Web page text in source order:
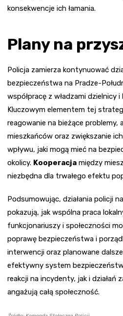
konsekwencje ich łamania.
Plany na
Policja zamierza kontynuować
bezpieczeństwa na Pradze-
współpracę z władzami dzielnicy
Kluczowym elementem tej
reagowanie na bieżące problemy,
mieszkańców oraz zwiększanie
wpływu, jaki mogą mieć na
okolicy. Kooperacja między
niezbędna dla trwałego efektu
Podsumowując, działania policji
pokazują, jak wspólna praca
funkcjonariuszy i społeczności
poprawę bezpieczeństwa i
interwencji oraz planowane dalsze
efektywny system
reakcji na incydenty, jak i działań
angażują całą społeczność.